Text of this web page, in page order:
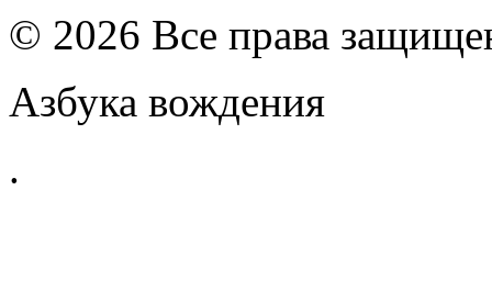
© 2026 Все права
Азбука вождения
.